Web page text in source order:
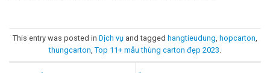
This entry was posted in Dịch vụ and tagged hangtieudung, hopcarton,
thungcarton, Top 11+ mẫu thùng carton đẹp 2023.